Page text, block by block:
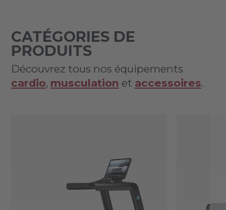
CATÉGORIES DE
PRODUITS
Découvrez tous nos équipements
cardio, musculation et accessoires.